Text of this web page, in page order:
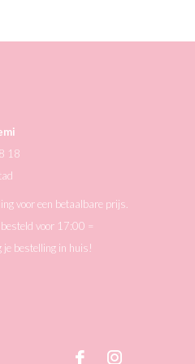
18
voor een betaalbare prijs.
voor 17:00 =
je bestelling in huis!